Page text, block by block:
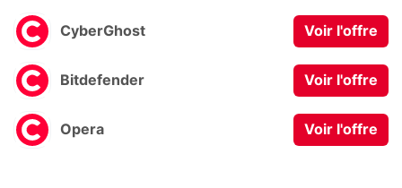
CyberGhost Voir l'offre
Bitdefender Voir l'offre
Opera Voir l'offre